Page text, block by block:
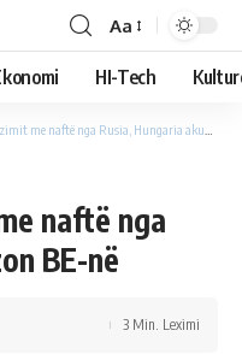
Aa
HI-Tech
me naftë nga Rusia, Hungaria akuzon BE-në
naftë nga
BE-në
3 Min. Leximi